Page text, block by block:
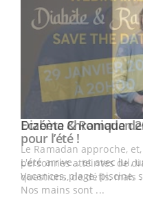
Youtube
Eczéma Chronique
pour l’été !Youtube
L'été arrive… et avec lui,
Vacances, plage,
Nos mains sont ...
Youtube
Diabète & Ramadan
Le Ramadan approche,
personnes atteintes de
questions, de défis, mais